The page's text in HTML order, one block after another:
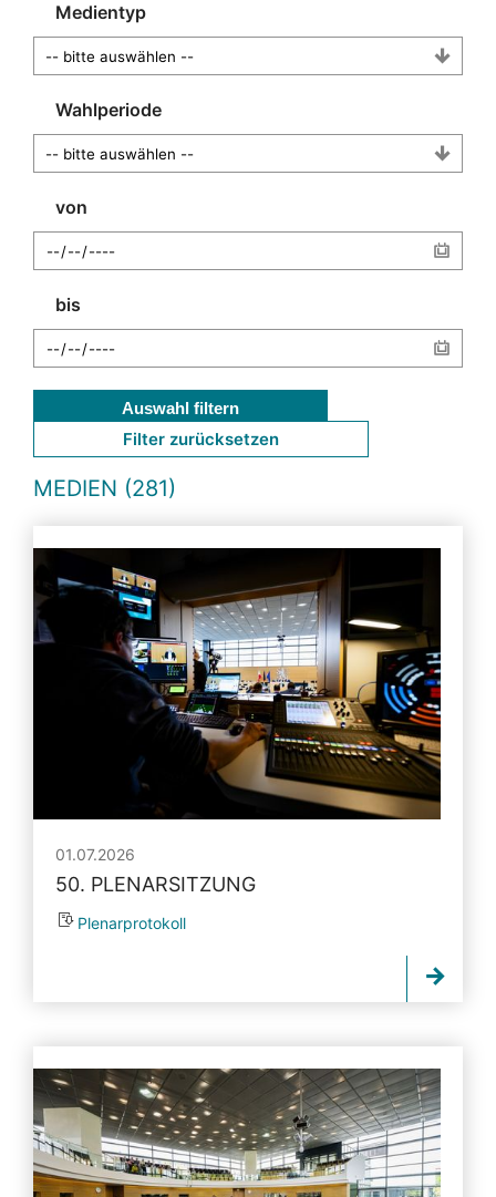
Medientyp
Wahlperiode
von
bis
Auswahl filtern
Filter zurücksetzen
MEDIEN (281)
01.07.2026
50. PLENARSITZUNG
Plenarprotokoll